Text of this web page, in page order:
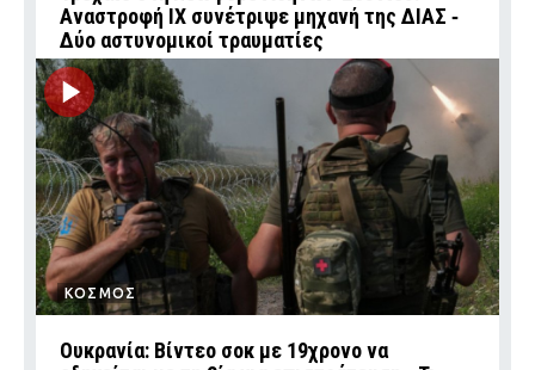
Αναστροφή ΙΧ συνέτριψε μηχανή της ΔΙΑΣ ‑
Δύο αστυνομικοί τραυματίες
ΚΟΣΜΟΣ
Ουκρανία: Βίντεο σοκ με 19χρονο να